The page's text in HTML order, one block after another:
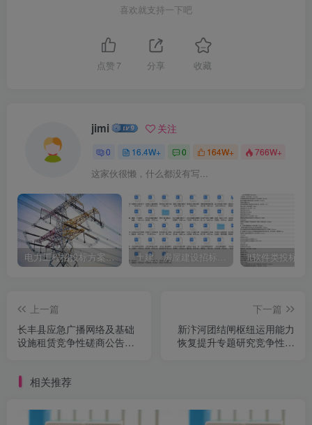
喜欢就支持一下吧
点赞 7 分享 收藏
jimi 关注
0 16.4W+ 0 164W+ 766W+
这家伙很懒，什么都没有写...
电力工程招投标方案模板 土建、房屋建设招标文件标书模板 it软件类投标书
上一篇
长丰县应急广播网络及基础
设施租赁竞争性磋商公告
下一篇
新汴河团结闸枢纽运用能力
恢复提升专题研究竞争性磋
相关推荐